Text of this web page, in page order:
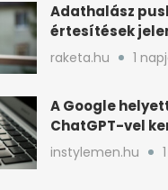
Adathalász
értesítések
Xiaomi gyári
raketa.hu 1
A Google
ChatGPT-vel
változik a rutin
instylemen.hu